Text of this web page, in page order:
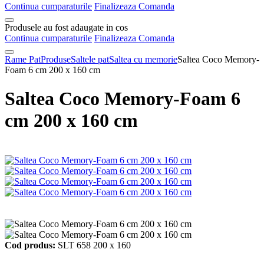
Continua cumparaturile Finalizeaza Comanda
Produsele au fost adaugate in cos
Continua cumparaturile Finalizeaza Comanda
Rame PatProduseSaltele patSaltea cu memorieSaltea Coco Memory-
Foam 6 cm 200 x 160 cm
Saltea Coco Memory-Foam 6
cm 200 x 160 cm
Cod produs: SLT 658 200 x 160